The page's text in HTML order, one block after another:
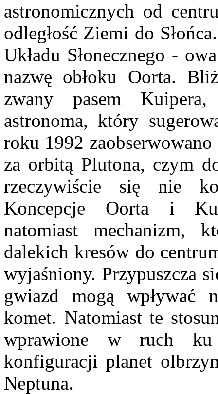
astronomicznych od
odległość Ziemi do
Układu Słonecznego -
nazwę obłoku Oorta.
zwany pasem
astronoma, który
roku 1992
za orbitą Plutona, czym
rzeczywiście się nie
Koncepcje Oorta i
natomiast mechanizm,
dalekich kresów do
wyjaśniony. Przypuszcza
gwiazd mogą wpływać
komet. Natomiast te
wprawione w ruch ku
konfiguracji planet
Neptuna.